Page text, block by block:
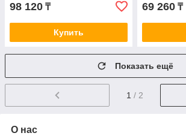
98 120 ₸
Купить
69 260 ₸
Показать ещё
1 / 2
О нас